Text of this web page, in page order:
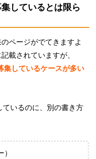
しているとは限ら
ページがでてきますよ
載されていますが、
集しているケースが多い
ているのに、別の書き方